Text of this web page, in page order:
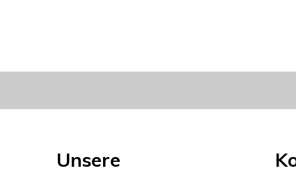
Unsere